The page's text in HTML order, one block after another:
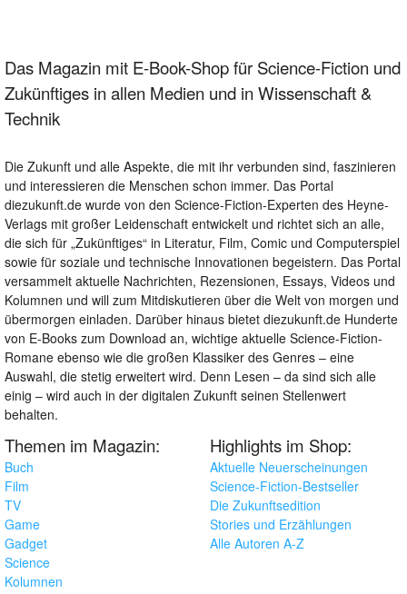
Das Magazin mit E-Book-Shop für Science-Fiction und
Zukünftiges in allen Medien und in Wissenschaft &
Technik
Die Zukunft und alle Aspekte, die mit ihr verbunden sind, faszinieren
und interessieren die Menschen schon immer. Das Portal
diezukunft.de wurde von den Science-Fiction-Experten des Heyne-
Verlags mit großer Leidenschaft entwickelt und richtet sich an alle,
die sich für „Zukünftiges“ in Literatur, Film, Comic und Computerspiel
sowie für soziale und technische Innovationen begeistern. Das Portal
versammelt aktuelle Nachrichten, Rezensionen, Essays, Videos und
Kolumnen und will zum Mitdiskutieren über die Welt von morgen und
übermorgen einladen. Darüber hinaus bietet diezukunft.de Hunderte
von E-Books zum Download an, wichtige aktuelle Science-Fiction-
Romane ebenso wie die großen Klassiker des Genres – eine
Auswahl, die stetig erweitert wird. Denn Lesen – da sind sich alle
einig – wird auch in der digitalen Zukunft seinen Stellenwert
behalten.
Themen im Magazin:
Buch
Film
TV
Game
Gadget
Science
Kolumnen
Highlights im Shop:
Aktuelle Neuerscheinungen
Science-Fiction-Bestseller
Die Zukunftsedition
Stories und Erzählungen
Alle Autoren A-Z